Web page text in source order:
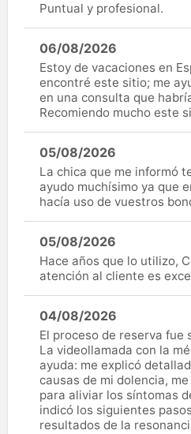
Puntual y profesional.
06/08/2026
Estoy de vacaciones en
encontré este sitio; me
en una consulta que
Recomiendo mucho este
05/08/2026
La chica que me informó
ayudo muchísimo ya que
hacía uso de vuestros
05/08/2026
Hace años que lo utilizo,
atención al cliente es
04/08/2026
El proceso de reserva fue
La videollamada con la
ayuda: me explicó
causas de mi dolencia,
para aliviar los síntomas
indicó los siguientes
resultados de la